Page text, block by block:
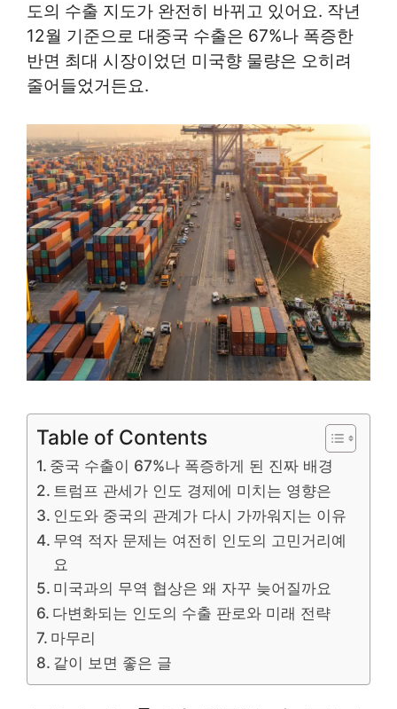
도의 수출 지도가 완전히 바뀌고 있어요. 작년
12월 기준으로 대중국 수출은 67%나 폭증한
반면 최대 시장이었던 미국향 물량은 오히려
줄어들었거든요.
Table of Contents
중국 수출이 67%나 폭증하게 된 진짜 배경
트럼프 관세가 인도 경제에 미치는 영향은
인도와 중국의 관계가 다시 가까워지는 이유
무역 적자 문제는 여전히 인도의 고민거리예
요
미국과의 무역 협상은 왜 자꾸 늦어질까요
다변화되는 인도의 수출 판로와 미래 전략
마무리
같이 보면 좋은 글